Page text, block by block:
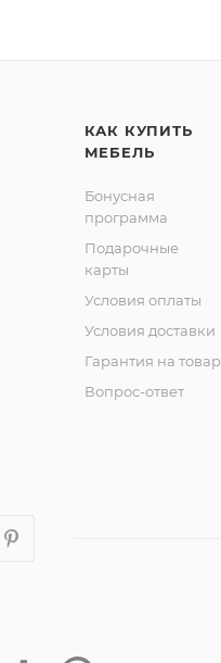
КАК КУПИТЬ
МЕБЕЛЬ
Бонусная
программа
Подарочные
карты
Условия оплаты
Условия доставки
Гарантия на товар
Вопрос-ответ